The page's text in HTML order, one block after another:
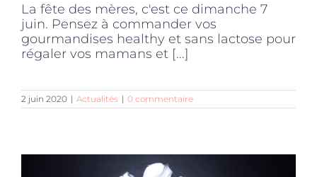
La fête des mères, c'est ce dimanche 7
juin. Pensez à commander vos
gourmandises healthy et sans lactose pour
régaler vos mamans et [...]
2 juin 2020 | Actualités | 0 commentaire